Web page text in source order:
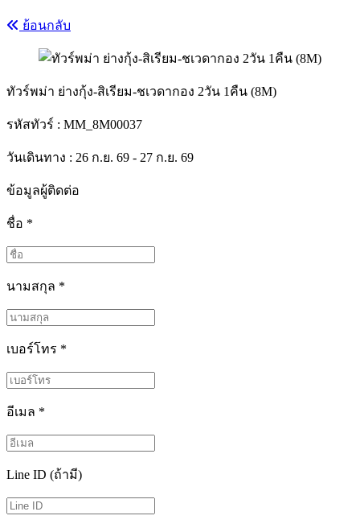
ย้อนกลับ
ทัวร์พม่า ย่างกุ้ง-สิเรียม-ชเวดากอง 2วัน 1คืน (8M)
รหัสทัวร์ : MM_8M00037
วันเดินทาง : 26 ก.ย. 69 - 27 ก.ย. 69
ข้อมูลผู้ติดต่อ
ชื่อ *
นามสกุล *
เบอร์โทร *
อีเมล *
Line ID (ถ้ามี)